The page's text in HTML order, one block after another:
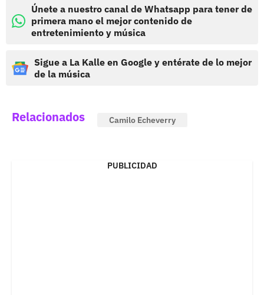
Únete a nuestro canal de Whatsapp para tener de
primera mano el mejor contenido de
entretenimiento y música
Sigue a La Kalle en Google y entérate de lo mejor
de la música
Relacionados Camilo Echeverry
PUBLICIDAD